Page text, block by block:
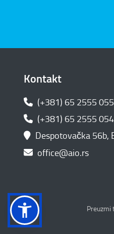
Kontakt
(+381) 65 2555 055
(+381) 65 2555 054
Despotovačka 56b,
office@aio.rs
Preuzmi